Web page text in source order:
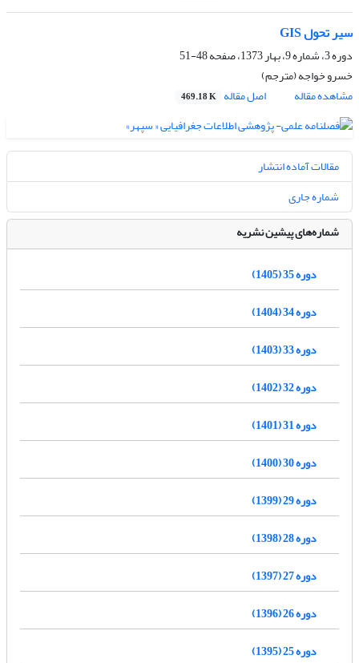
سیر تحول GIS
دوره 3، شماره 9، بهار 1373، صفحه
48-51
خسرو خواجه (مترجم)
مشاهده مقاله
اصل مقاله 469.18 K
مقالات آماده انتشار
شماره جاری
شماره‌های پیشین نشریه
دوره 35 (1405)
دوره 34 (1404)
دوره 33 (1403)
دوره 32 (1402)
دوره 31 (1401)
دوره 30 (1400)
دوره 29 (1399)
دوره 28 (1398)
دوره 27 (1397)
دوره 26 (1396)
دوره 25 (1395)